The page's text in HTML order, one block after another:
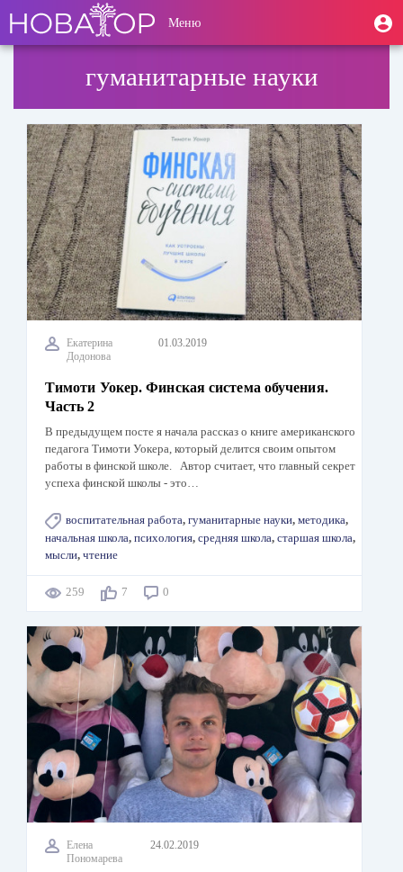
основному
User
account
Меню
гуманитарные науки
Екатерина
Додонова
01.03.2019
Тимоти Уокер. Финская система обучения.
Часть 2
В предыдущем посте я начала рассказ о книге американского
педагога Тимоти Уокера, который делится своим опытом
работы в финской школе. Автор считает, что главный секрет
успеха финской школы - это…
воспитательная работа, гуманитарные науки, методика,
начальная школа, психология, средняя школа, старшая школа,
мысли, чтение
259 7 0
Елена
Пономарева
24.02.2019